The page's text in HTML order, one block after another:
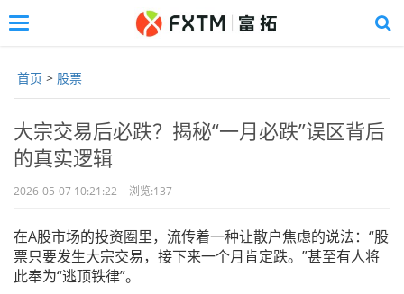
to
main
Toggle
首页 > 股票
大宗交易后必跌？揭秘“一月必跌”误区背后
的真实逻辑
2026-05-07 10:21:22 浏览:137
在A股市场的投资圈里，流传着一种让散户焦虑的说法：“股
票只要发生大宗交易，接下来一个月肯定跌。”甚至有人将
此奉为“逃顶铁律”。